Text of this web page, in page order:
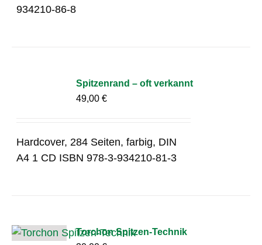
934210-86-8
Spitzenrand – oft verkannt
49,00€
Hardcover, 284 Seiten, farbig, DIN
A4 1 CD ISBN 978-3-934210-81-3
Torchon Spitzen-Technik